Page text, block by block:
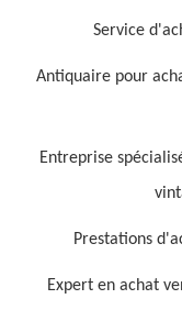
Service
Antiquaire pour
Entreprise
Prestations
Expert en achat